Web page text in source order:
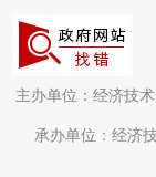
主办单位：经济技
承办单位：经济